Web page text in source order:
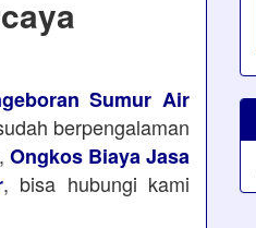
Sumur Air
berpengalaman
Ongkos Biaya Jasa
, bisa hubungi kami